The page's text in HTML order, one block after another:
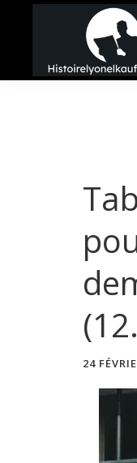
navigation
principal
barreHistoire
24